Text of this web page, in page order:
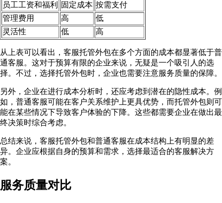
员工工资和福利
固定成本 按需支付
管理费用
高
低
灵活性
低 高
从上表可以看出，客服托管外包在多个方面的成本都显著低于普
通客服。这对于预算有限的企业来说，无疑是一个吸引人的选
择。不过，选择托管外包时，企业也需要注意服务质量的保障。
另外，企业在进行成本分析时，还应考虑到潜在的隐性成本。例
如，普通客服可能在客户关系维护上更具优势，而托管外包则可
能在某些情况下导致客户体验的下降。这些都需要企业在做出最
终决策时综合考虑。
总结来说，客服托管外包和普通客服在成本结构上有明显的差
异。企业应根据自身的预算和需求，选择最适合的客服解决方
案。
服务质量对比